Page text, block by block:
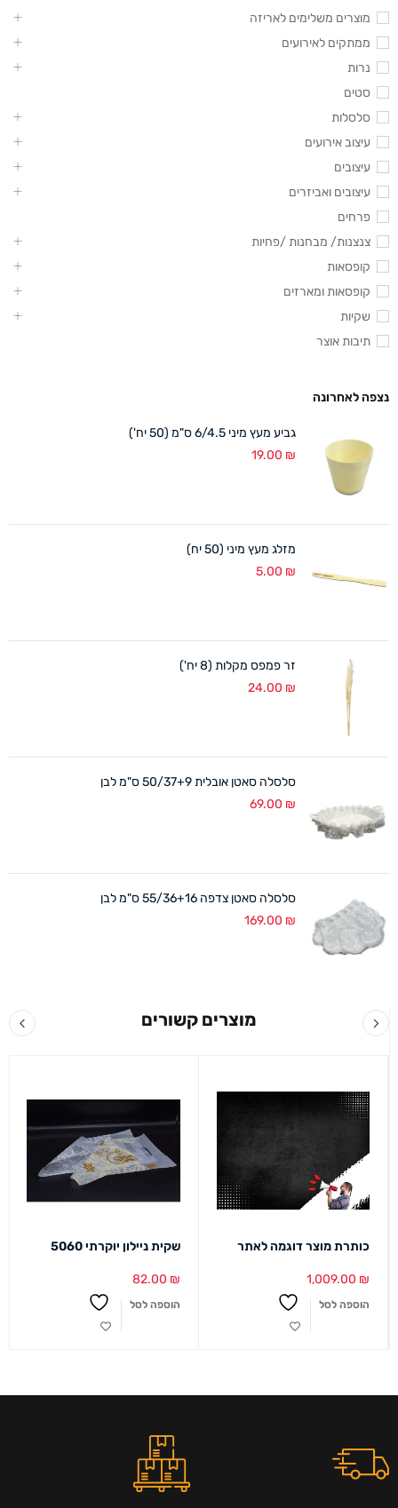
מוצרים משלימים לאריזה
ממתקים לאירועים
נרות
סטים
סלסלות
עיצוב אירועים
עיצובים
עיצובים ואביזרים
פרחים
צנצנות/ מבחנות /פחיות
קופסאות
קופסאות ומארזים
שקיות
תיבות אוצר
נצפה לאחרונה
גביע מעץ מיני 6/4.5 ס"מ (50 יח')
19.00 ₪
מזלג מעץ מיני (50 יח)
5.00 ₪
זר פמפס מקלות (8 יח')
24.00 ₪
סלסלה סאטן אובלית 50/37+9 ס"מ לבן
69.00 ₪
סלסלה סאטן צדפה 55/36+16 ס"מ לבן
169.00 ₪
מוצרים קשורים
כותרת מוצר דוגמה לאתר
1,009.00 ₪
הוספה לסל
שקית ניילון יוקרתי 5060
82.00 ₪
הוספה לסל